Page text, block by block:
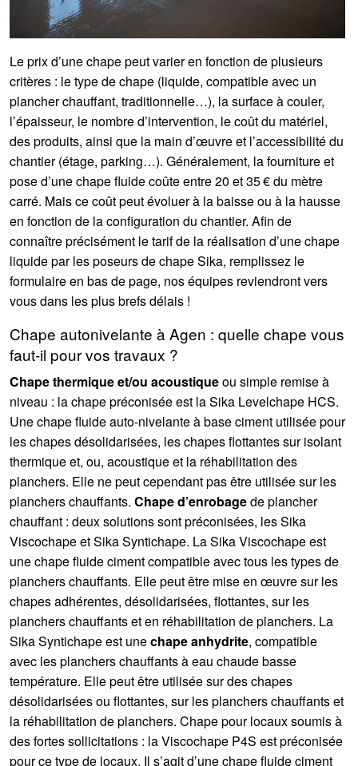
Le prix d’une chape peut varier en fonction de plusieurs
critères : le type de chape (liquide, compatible avec un
plancher chauffant, traditionnelle…), la surface à couler,
l’épaisseur, le nombre d’intervention, le coût du matériel,
des produits, ainsi que la main d’œuvre et l’accessibilité du
chantier (étage, parking…). Généralement, la fourniture et
pose d’une chape fluide coûte entre 20 et 35 € du mètre
carré. Mais ce coût peut évoluer à la baisse ou à la hausse
en fonction de la configuration du chantier. Afin de
connaître précisément le tarif de la réalisation d’une chape
liquide par les poseurs de chape Sika, remplissez le
formulaire en bas de page, nos équipes reviendront vers
vous dans les plus brefs délais !
Chape autonivelante à Agen : quelle chape vous
faut-il pour vos travaux ?
Chape thermique et/ou acoustiqueou simple remise à
niveau : la chape préconisée est la Sika Levelchape HCS.
Une chape fluide auto-nivelante à base ciment utilisée pour
les chapes désolidarisées, les chapes flottantes sur isolant
thermique et, ou, acoustique et la réhabilitation des
planchers. Elle ne peut cependant pas être utilisée sur les
planchers chauffants. Chape d’enrobagede plancher
chauffant : deux solutions sont préconisées, les Sika
Viscochape et Sika Syntichape. La Sika Viscochape est
une chape fluide ciment compatible avec tous les types de
planchers chauffants. Elle peut être mise en œuvre sur les
chapes adhérentes, désolidarisées, flottantes, sur les
planchers chauffants et en réhabilitation de planchers. La
Sika Syntichape est unechape anhydrite, compatible
avec les planchers chauffants à eau chaude basse
température. Elle peut être utilisée sur des chapes
désolidarisées ou flottantes, sur les planchers chauffants et
la réhabilitation de planchers. Chape pour locaux soumis à
des fortes sollicitations : la Viscochape P4S est préconisée
pour ce type de locaux. Il s’agit d’une chape fluide ciment